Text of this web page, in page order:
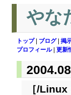
やな
トップ| ブログ| 掲
プロフィール| 更新
［/Linux